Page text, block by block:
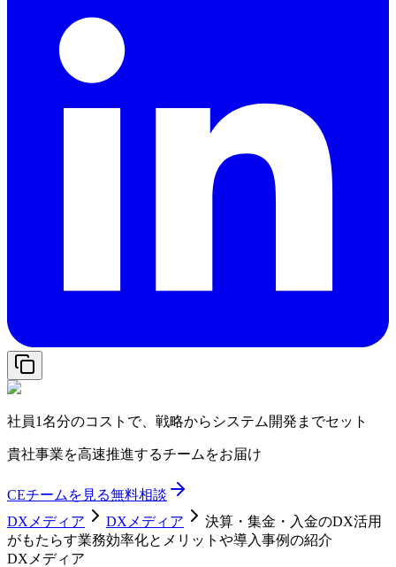
社員1名分のコストで、戦略からシステム開発までセット
貴社事業を高速推進するチームをお届け
CEチームを見る無料相談
DXメディア
DXメディア
決算・集金・入金のDX活用
がもたらす業務効率化とメリットや導入事例の紹介
DXメディア